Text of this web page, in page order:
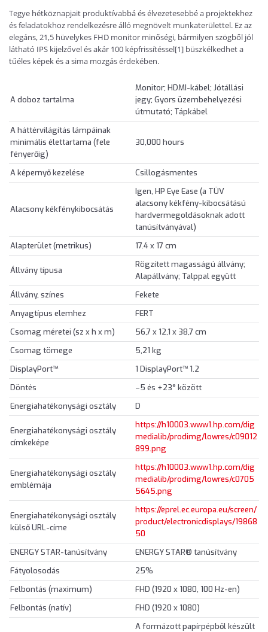
Tegye hétköznapjait produktívabbá és élvezetesebbé a projektekhez
és feladatokhoz rendelkezésre álló megnövelt munkaterülettel. Ez az
elegáns, 21,5 hüvelykes FHD monitor minőségi, bármilyen szögből jól
látható IPS kijelzővel és akár 100 képfrissítéssel[1] büszkélkedhet a
tűéles képek és a sima mozgás érdekében.
A doboz tartalma
Monitor; HDMI-kábel; Jótállási
jegy; Gyors üzembehelyezési
útmutató; Tápkábel
A háttérvilágítás lámpáinak
minimális élettartama (fele
fényerőig)
30,000 hours
A képernyő kezelése Csillogásmentes
Alacsony kékfénykibocsátás
Igen, HP Eye Ease (a TÜV
alacsony kékfény-kibocsátású
hardvermegoldásoknak adott
tanúsítványával)
Alapterület (metrikus)
17.4 x 17 cm
Állvány típusa
Rögzített magasságú állvány;
Alapállvány; Talppal együtt
Állvány, színes
Fekete
Anyagtípus elemhez
FERT
Csomag méretei (sz x h x m)
56,7 x 12,1 x 38,7 cm
Csomag tömege
5,21 kg
DisplayPort™
1 DisplayPort™ 1.2
Döntés
–5 és +23° között
Energiahatékonysági osztály
D
Energiahatékonysági osztály
címkeképe
https://h10003.www1.hp.com/dig
medialib/prodimg/lowres/c09012
899.png
Energiahatékonysági osztály
emblémája
https://h10003.www1.hp.com/dig
medialib/prodimg/lowres/c0705
5645.png
Energiahatékonysági osztály
külső URL-címe
https://eprel.ec.europa.eu/screen/
product/electronicdisplays/19868
50
ENERGY STAR-tanúsítvány
ENERGY STAR® tanúsítvány
Fátyolosodás
25%
Felbontás (maximum)
FHD (1920 x 1080, 100 Hz-en)
Felbontás (natív)
FHD (1920 x 1080)
A formázott papírpépből készült